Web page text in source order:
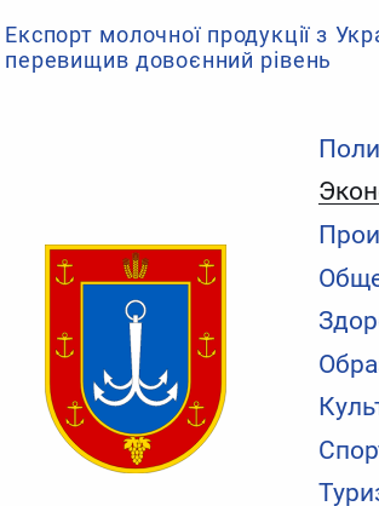
Експорт молочної продукції з
перевищив довоєнний рівень